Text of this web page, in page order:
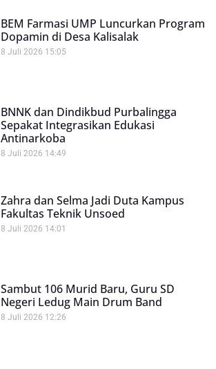
BEM Farmasi UMP Luncurkan Program
Dopamin di Desa Kalisalak
8 Juli 2026 15:05
BNNK dan Dindikbud Purbalingga
Sepakat Integrasikan Edukasi
Antinarkoba
8 Juli 2026 14:49
Zahra dan Selma Jadi Duta Kampus
Fakultas Teknik Unsoed
8 Juli 2026 14:01
Sambut 106 Murid Baru, Guru SD
Negeri Ledug Main Drum Band
8 Juli 2026 12:26